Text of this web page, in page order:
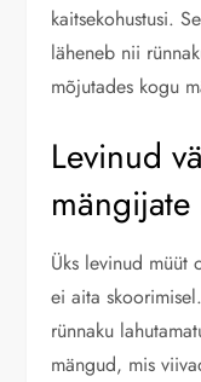
kaitsekohustusi.
läheneb nii
mõjutades kogu
Levinud
mängijate
Üks levinud
ei aita
rünnaku
mängud, mis